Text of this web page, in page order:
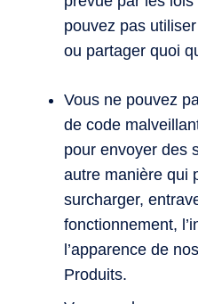
pouvez pas
ou partager quoi
Vous ne pouvez
de code
pour envoyer des
autre manière qui
surcharger,
fonctionnement,
l’apparence de
Produits.